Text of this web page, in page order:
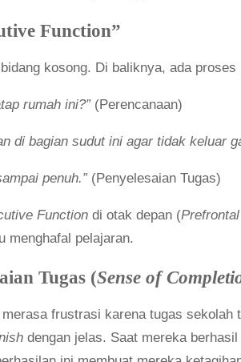
Function”
kosong. Di baliknya, ada
rumah ini?”(Perencanaan)
di bagian sudut ini agar tidak keluar
penuh.”(Penyelesaian Tugas)
Function di otak depan (
menghafal pelajaran.
Tugas (Sense of
frustrasi karena tugas sekolah
dengan jelas. Saat mereka